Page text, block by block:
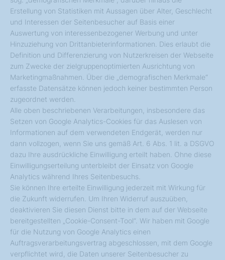
Erstellung von Statistiken mit Aussagen über Alter, Geschlecht
und Interessen der Seitenbesucher auf Basis einer
Auswertung von interessenbezogener Werbung und unter
Hinzuziehung von Drittanbieterinformationen. Dies erlaubt die
Definition und Differenzierung von Nutzerkreisen der Webseite
zum Zwecke der zielgruppenoptimierten Ausrichtung von
Marketingmaßnahmen. Über die „demografischen Merkmale“
erfasste Datensätze können jedoch keiner bestimmten Person
zugeordnet werden.
Alle oben beschriebenen Verarbeitungen, insbesondere das
Setzen von Google Analytics-Cookies für das Auslesen von
Informationen auf dem verwendeten Endgerät, werden nur
dann vollzogen, wenn Sie uns gemäß Art. 6 Abs. 1 lit. a DSGVO
dazu Ihre ausdrückliche Einwilligung erteilt haben. Ohne diese
Einwilligungserteilung unterbleibt der Einsatz von Google
Analytics während Ihres Seitenbesuchs.
Sie können Ihre erteilte Einwilligung jederzeit mit Wirkung für
die Zukunft widerrufen. Um Ihren Widerruf auszuüben,
deaktivieren Sie diesen Dienst bitte in dem auf der Webseite
bereitgestellten „Cookie-Consent-Tool“. Wir haben mit Google
für die Nutzung von Google Analytics einen
Auftragsverarbeitungsvertrag abgeschlossen, mit dem Google
verpflichtet wird, die Daten unserer Seitenbesucher zu